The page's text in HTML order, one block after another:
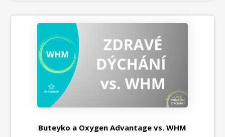
Buteyko a Oxygen Advantage vs. WHM